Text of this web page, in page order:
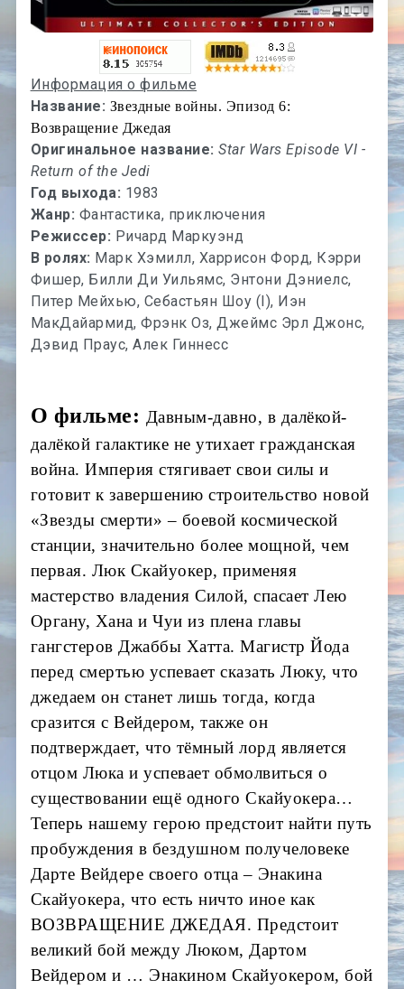
Информация о фильме
Название: Звездные войны. Эпизод 6:
Возвращение Джедая
Оригинальное название:Star Wars Episode VI -
Return of the Jedi
Год выхода: 1983
Жанр: Фантастика, приключения
Режиссер: Ричард Маркуэнд
В ролях: Марк Хэмилл, Харрисон Форд, Кэрри
Фишер, Билли Ди Уильямс, Энтони Дэниелс,
Питер Мейхью, Себастьян Шоу (I), Иэн
МакДайармид, Фрэнк Оз, Джеймс Эрл Джонс,
Дэвид Праус, Алек Гиннесс
О фильме: Давным-давно, в далёкой-
далёкой галактике не утихает гражданская
война. Империя стягивает свои силы и
готовит к завершению строительство новой
«Звезды смерти» – боевой космической
станции, значительно более мощной, чем
первая. Люк Скайуокер, применяя
мастерство владения Силой, спасает Лею
Органу, Хана и Чуи из плена главы
гангстеров Джаббы Хатта. Магистр Йода
перед смертью успевает сказать Люку, что
джедаем он станет лишь тогда, когда
сразится с Вейдером, также он
подтверждает, что тёмный лорд является
отцом Люка и успевает обмолвиться о
существовании ещё одного Скайуокера…
Теперь нашему герою предстоит найти путь
пробуждения в бездушном получеловеке
Дарте Вейдере своего отца – Энакина
Скайуокера, что есть ничто иное как
ВОЗВРАЩЕНИЕ ДЖЕДАЯ. Предстоит
великий бой между Люком, Дартом
Вейдером и … Энакином Скайуокером, бой